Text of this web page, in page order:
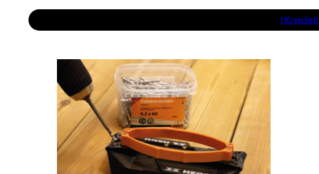
Į Krepšelį